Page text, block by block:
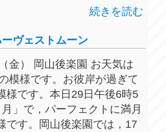
続きを読む
ヴェストムーン
金） 岡山後楽園 お天気は
模様です。お彼岸が過ぎて
様です。本日29日午後6時5
」で，パーフェクトに満月
です。岡山後楽園では，17